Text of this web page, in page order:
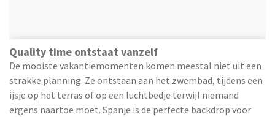
Quality time ontstaat vanzelf
De mooiste vakantiemomenten komen meestal niet uit een
strakke planning. Ze ontstaan aan het zwembad, tijdens een
ijsje op het terras of op een luchtbedje terwijl niemand
ergens naartoe moet. Spanje is de perfecte backdrop voor